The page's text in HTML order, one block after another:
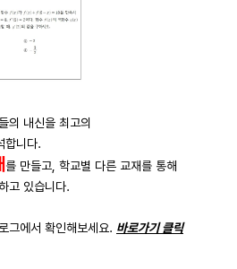
의 내신을 최고의
합니다.
를 만들고, 학교별 다른 교재를 통해
고 있습니다.
그에서 확인해보세요. 바로가기 클릭